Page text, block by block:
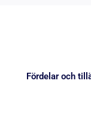
Fördelar och